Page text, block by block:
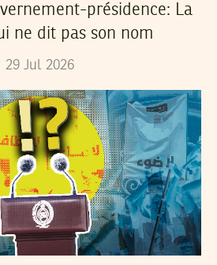
présidence: La
ne dit pas son nom
29 Jul 2026